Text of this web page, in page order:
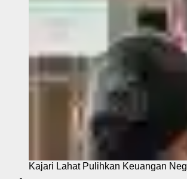
Kajari Lahat Pulihkan Keuangan